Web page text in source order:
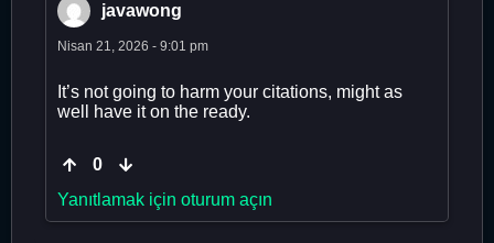
javawong
Nisan 21, 2026 - 9:01 pm
It’s not going to harm your citations, might as
well have it on the ready.
0
Yanıtlamak için oturum açın